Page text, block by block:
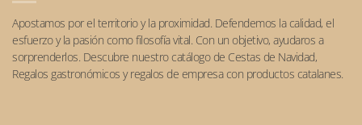
Apostamos por el territorioy la proximidad. Defendemos la calidad, el
esfuerzo y la pasión como filosofía vital. Con un objetivo, ayudaros a
sorprenderlos. Descubre nuestro catálogo de Cestas de Navidad,
Regalos gastronómicos yregalos de empresacon productos catalanes.